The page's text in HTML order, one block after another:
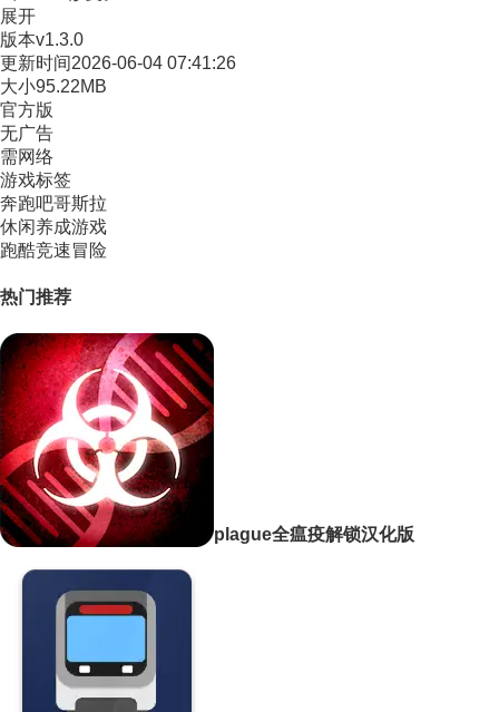
展开
版本v1.3.0
更新时间2026-06-04 07:41:26
大小95.22MB
官方版
无广告
需网络
游戏标签
奔跑吧哥斯拉
休闲养成游戏
跑酷竞速冒险
热门推荐
plague全瘟疫解锁汉化版